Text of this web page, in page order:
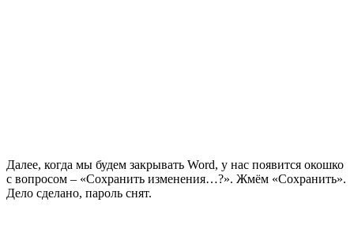
Далее, когда мы будем закрывать Word, у нас появится окошко
с вопросом – «Сохранить изменения…?». Жмём «Сохранить».
Дело сделано, пароль снят.